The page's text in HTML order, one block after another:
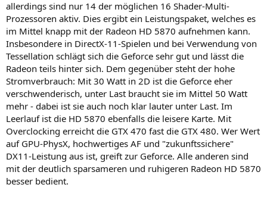
allerdings sind nur 14 der möglichen 16 Shader-Multi-
Prozessoren aktiv. Dies ergibt ein Leistungspaket, welches es
im Mittel knapp mit der Radeon HD 5870 aufnehmen kann.
Insbesondere in DirectX-11-Spielen und bei Verwendung von
Tessellation schlägt sich die Geforce sehr gut und lässt die
Radeon teils hinter sich. Dem gegenüber steht der hohe
Stromverbrauch: Mit 30 Watt in 2D ist die Geforce eher
verschwenderisch, unter Last braucht sie im Mittel 50 Watt
mehr - dabei ist sie auch noch klar lauter unter Last. Im
Leerlauf ist die HD 5870 ebenfalls die leisere Karte. Mit
Overclocking erreicht die GTX 470 fast die GTX 480. Wer Wert
auf GPU-PhysX, hochwertiges AF und "zukunftssichere"
DX11-Leistung aus ist, greift zur Geforce. Alle anderen sind
mit der deutlich sparsameren und ruhigeren Radeon HD 5870
besser bedient.